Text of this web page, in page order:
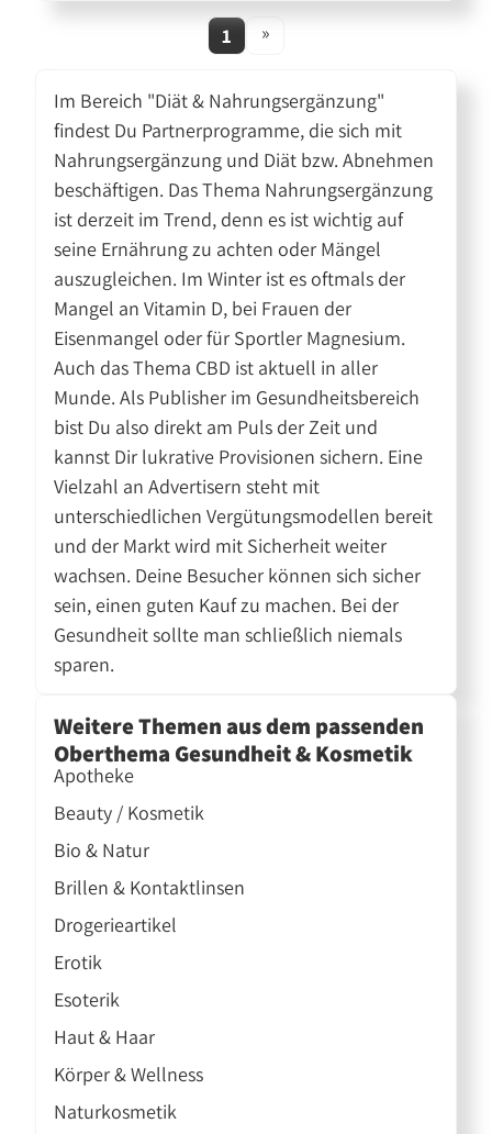
1 »
Im Bereich "Diät & Nahrungsergänzung"
findest Du Partnerprogramme, die sich mit
Nahrungsergänzung und Diät bzw. Abnehmen
beschäftigen. Das Thema Nahrungsergänzung
ist derzeit im Trend, denn es ist wichtig auf
seine Ernährung zu achten oder Mängel
auszugleichen. Im Winter ist es oftmals der
Mangel an Vitamin D, bei Frauen der
Eisenmangel oder für Sportler Magnesium.
Auch das Thema CBD ist aktuell in aller
Munde. Als Publisher im Gesundheitsbereich
bist Du also direkt am Puls der Zeit und
kannst Dir lukrative Provisionen sichern. Eine
Vielzahl an Advertisern steht mit
unterschiedlichen Vergütungsmodellen bereit
und der Markt wird mit Sicherheit weiter
wachsen. Deine Besucher können sich sicher
sein, einen guten Kauf zu machen. Bei der
Gesundheit sollte man schließlich niemals
sparen.
Weitere Themen aus dem passenden
Oberthema Gesundheit & Kosmetik
Apotheke
Beauty / Kosmetik
Bio & Natur
Brillen & Kontaktlinsen
Drogerieartikel
Erotik
Esoterik
Haut & Haar
Körper & Wellness
Naturkosmetik